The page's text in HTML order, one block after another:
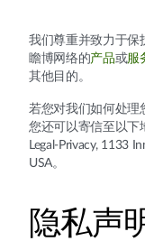
我们尊重并致力于保
瞻博网络的产品或服
其他目的。
若您对我们如何处理
您还可以寄信至以下
Legal-Privacy, 1133
USA。
隐私声